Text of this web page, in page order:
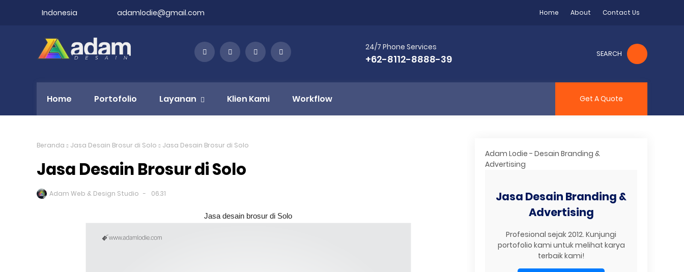
Indonesia adamlodie@gmail.com Home About Contact Us
24/7 Phone Services
+62-8112-8888-39 SEARCH
Home Portofolio Layanan Klien Kami Workflow Get A Quote
Beranda Jasa Desain Brosur di Solo Jasa Desain Brosur di Solo
Jasa Desain Brosur di Solo
Adam Web & Design Studio 06.31
Jasa desain brosur di Solo
Adam Lodie - Desain Branding &
Advertising
Jasa Desain Branding &
Advertising
Profesional sejak 2012. Kunjungi
portofolio kami untuk melihat karya
terbaik kami!